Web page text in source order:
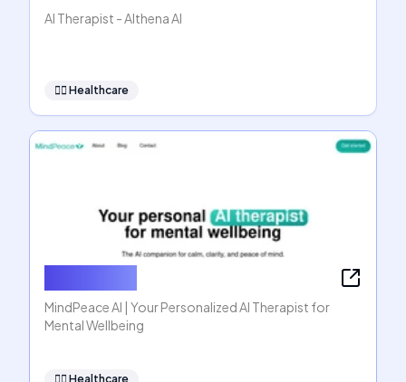
AI Therapist - Althena AI
👩‍⚕️ Healthcare
MindPeace AI | Your Personalized AI Therapist for
Mental Wellbeing
👩‍⚕️ Healthcare